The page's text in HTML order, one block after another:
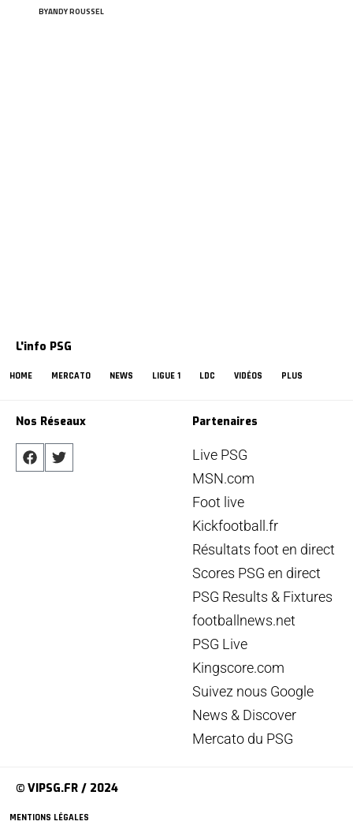
BYANDY ROUSSEL
L'info PSG
HOME MERCATO NEWS LIGUE 1 LDC VIDÉOS PLUS
Nos Réseaux Partenaires
Live PSG
MSN.com
Foot live
Kickfootball.fr
Résultats foot en direct
Scores PSG en direct
PSG Results & Fixtures
footballnews.net
PSG Live
Kingscore.com
Suivez nous Google
News & Discover
Mercato du PSG
© VIPSG.FR / 2024
MENTIONS LÉGALES